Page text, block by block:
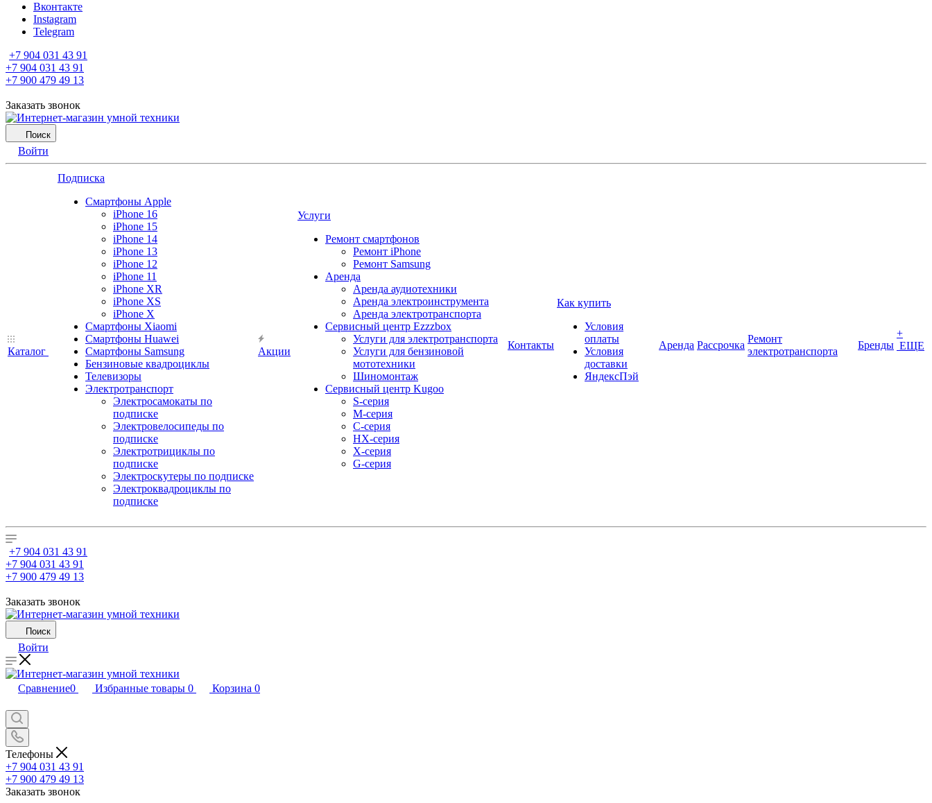
Вконтакте
Instagram
Telegram
+7 904 031 43 91
+7 904 031 43 91
+7 900 479 49 13
Заказать звонок
Поиск
Войти
Каталог
Подписка
Смартфоны Apple
iPhone 16
iPhone 15
iPhone 14
iPhone 13
iPhone 12
iPhone 11
iPhone XR
iPhone XS
iPhone X
Смартфоны Xiaomi
Смартфоны Huawei
Смартфоны Samsung
Бензиновые квадроциклы
Телевизоры
Электротранспорт
Электросамокаты по
подписке
Электровелосипеды по
подписке
Электротрициклы по
подписке
Электроскутеры по подписке
Электроквадроциклы по
подписке
Акции
Услуги
Ремонт смартфонов
Ремонт iPhone
Ремонт Samsung
Аренда
Аренда аудиотехники
Аренда электроинструмента
Аренда электротранспорта
Сервисный центр Ezzzbox
Услуги для электротранспорта
Услуги для бензиновой
мототехники
Шиномонтаж
Сервисный центр Kugoo
S-cерия
M-серия
С-серия
HX-серия
X-серия
G-серия
Контакты
Как купить
Условия
оплаты
Условия
доставки
ЯндексПэй
Аренда Рассрочка
Ремонт
электротранспорта
Бренды
+
ЕЩЕ
+7 904 031 43 91
+7 904 031 43 91
+7 900 479 49 13
Заказать звонок
Поиск
Войти
Сравнение0 Избранные товары 0 Корзина 0
Телефоны
+7 904 031 43 91
+7 900 479 49 13
Заказать звонок